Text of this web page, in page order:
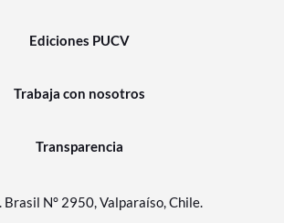
Ediciones PUCV
Trabaja con nosotros
Transparencia
Brasil N° 2950, Valparaíso, Chile.